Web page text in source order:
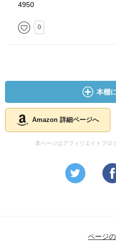
4950
0
本棚
Amazon 詳細ページへ
本ページはアフィリエイトプロ
ページ